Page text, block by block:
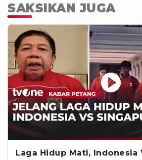
SAKSIKAN JUGA
Laga Hidup Mati, Indonesia